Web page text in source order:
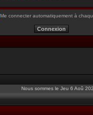
Me connecter automatiquement à
Nous sommes le Jeu 6 Aoû